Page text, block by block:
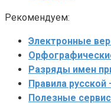
Рекомендуем:
Электронные
Разряды имен
Правила
Полезные